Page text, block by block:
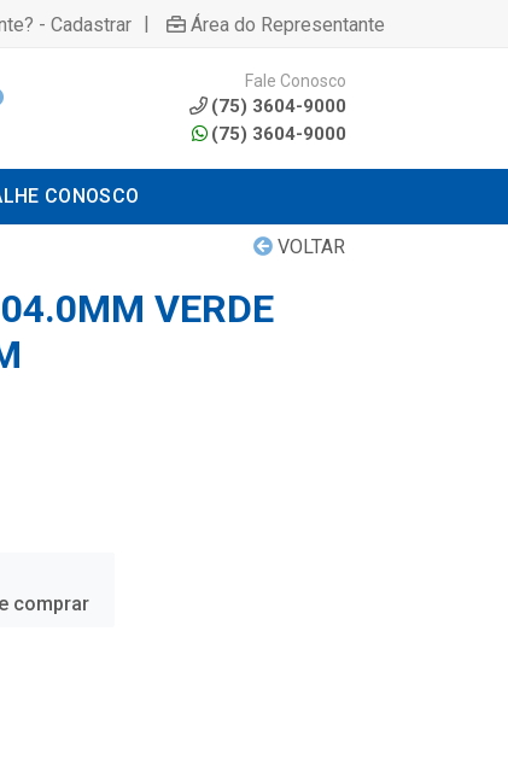
- Cadastrar | Área do Representante
Fale Conosco
(75) 3604-9000
(75) 3604-9000
CONOSCO
VOLTAR
VERDE
comprar